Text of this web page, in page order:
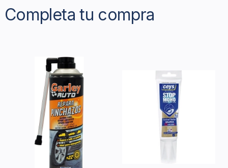
Completa tu compra